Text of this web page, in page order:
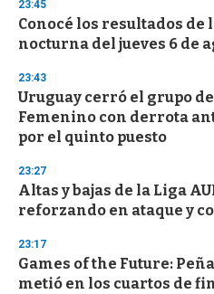
d
s
o
f
3
s
e
c
o
d
s
23:45
Conocé los resultados de
nocturna del jueves 6 de
23:43
Uruguay cerró el grupo
Femenino con derrota
por el quinto puesto
23:27
Altas y bajas de la Liga
reforzando en ataque y
23:17
Games of the Future:
metió en los cuartos de